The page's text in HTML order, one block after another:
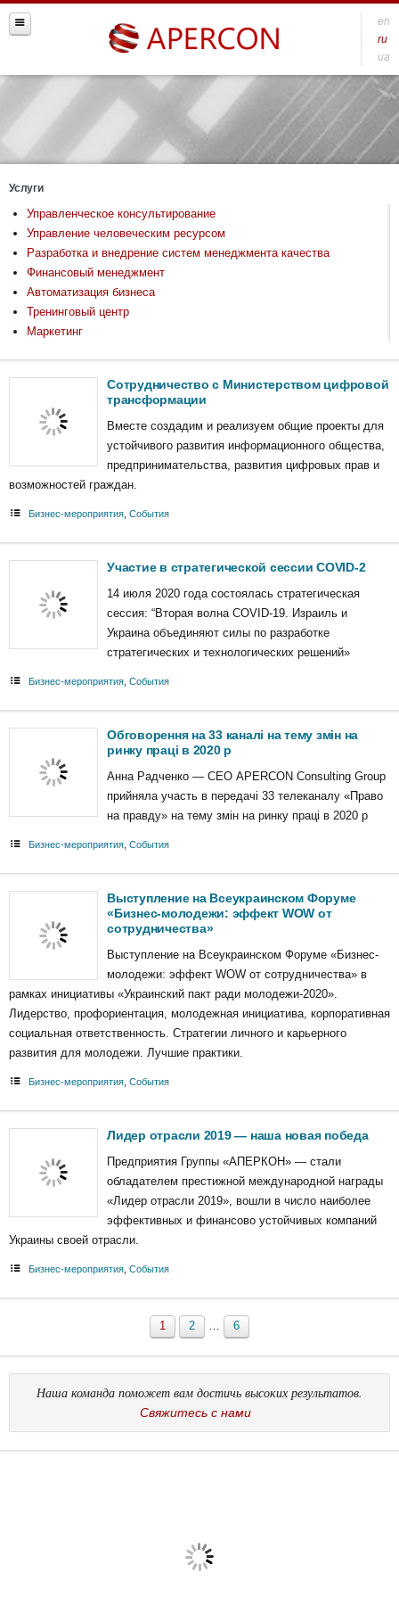
en
ru
ua
Услуги
Управленческое консультирование
Управление человеческим ресурсом
Разработка и внедрение систем менеджмента качества
Финансовый менеджмент
Автоматизация бизнеса
Тренинговый центр
Маркетинг
Сотрудничество с Министерством цифровой
трансформации
Вместе создадим и реализуем общие проекты для
устойчивого развития информационного общества,
предпринимательства, развития цифровых прав и
возможностей граждан.
Бизнес-мероприятия, События
Участие в стратегической сессии COVID-2
14 июля 2020 года состоялась стратегическая
сессия: “Вторая волна COVID-19. Израиль и
Украина объединяют силы по разработке
стратегических и технологических решений»
Бизнес-мероприятия, События
Обговорення на 33 каналі на тему змін на
ринку праці в 2020 р
Анна Радченко — СЕО APERCON Consulting Group
прийняла участь в передачі 33 телеканалу «Право
на правду» на тему змін на ринку праці в 2020 р
Бизнес-мероприятия, События
Выступление на Всеукраинском Форуме
«Бизнес-молодежи: эффект WOW от
сотрудничества»
Выступление на Всеукраинском Форуме «Бизнес-
молодежи: эффект WOW от сотрудничества» в
рамках инициативы «Украинский пакт ради молодежи-2020».
Лидерство, профориентация, молодежная инициатива, корпоративная
социальная ответственность. Стратегии личного и карьерного
развития для молодежи. Лучшие практики.
Бизнес-мероприятия, События
Лидер отрасли 2019 — наша новая победа
Предприятия Группы «АПЕРКОН» — стали
обладателем престижной международной награды
«Лидер отрасли 2019», вошли в число наиболее
эффективных и финансово устойчивых компаний
Украины своей отрасли.
Бизнес-мероприятия, События
1 2 … 6
Наша команда поможет вам достичь высоких результатов.
Cвяжитесь с нами